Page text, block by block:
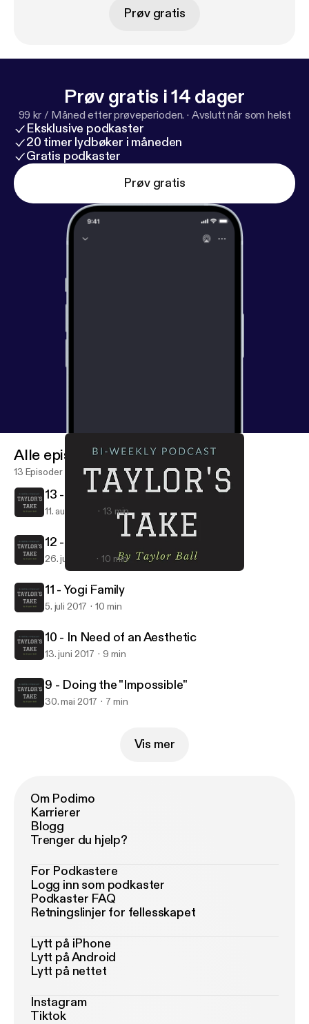
Prøv gratis
Prøv gratis i 14 dager
99 kr / Måned etter prøveperioden. · Avslutt når som helst
Eksklusive podkaster
20 timer lydbøker i måneden
Gratis podkaster
Prøv gratis
Taylor's Take
Alle episoder
13 Episoder
13 - Grab the Monet and Let's Gogh
11. aug. 2017 13 min
12 - My 120th Birthday
26. juli 2017 10 min
11 - Yogi Family
5. juli 2017 10 min
10 - In Need of an Aesthetic
13. juni 2017 9 min
9 - Doing the "Impossible"
30. mai 2017 7 min
Vis mer
Om Podimo
Karrierer
Blogg
Trenger du hjelp?
For Podkastere
Logg inn som podkaster
Podkaster FAQ
Retningslinjer for fellesskapet
Lytt på iPhone
Lytt på Android
Lytt på nettet
Instagram
Tiktok